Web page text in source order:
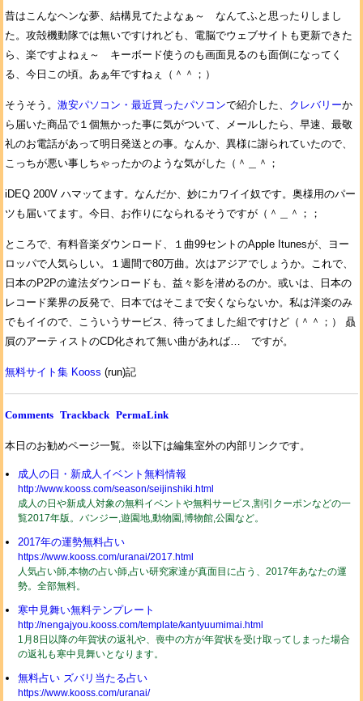
昔はこんなヘンな夢、結構見てたよなぁ～ なんてふと思ったりしまし
た。攻殻機動隊では無いですけれども、電脳でウェブサイトも更新できた
ら、楽ですよねぇ～ キーボード使うのも画面見るのも面倒になってく
る、今日この頃。あぁ年ですねぇ（＾＾；）
そうそう。 激安パソコン・最近買ったパソコンで紹介した、 クレバリーか
ら届いた商品で１個無かった事に気がついて、メールしたら、早速、最敬
礼のお電話があって明日発送との事。なんか、異様に謝られていたので、
こっちが悪い事しちゃったかのような気がした（＾＿＾；
iDEQ 200V ハマッてます。なんだか、妙にカワイイ奴です。奥様用のパー
ツも届いてます。今日、お作りになられるそうですが（＾＿＾；；
ところで、有料音楽ダウンロード、１曲99セントのApple Itunesが、ヨー
ロッパで人気らしい。１週間で80万曲。次はアジアでしょうか。これで、
日本のP2Pの違法ダウンロードも、益々影を潜めるのか。或いは、日本の
レコード業界の反発で、日本ではそこまで安くならないか。私は洋楽のみ
でもイイので、こういうサービス、待ってました組ですけど（＾＾；） 贔
屓のアーティストのCD化されて無い曲があれば… ですが。
無料サイト集 Kooss (run)記
Comments Trackback PermaLink
本日のお勧めページ一覧。※以下は編集室外の内部リンクです。
成人の日・新成人イベント無料情報
http://www.kooss.com/season/seijinshiki.html
成人の日や新成人対象の無料イベントや無料サービス,割引クーポンなどの一
覧2017年版。バンジー,遊園地,動物園,博物館,公園など。
2017年の運勢無料占い
https://www.kooss.com/uranai/2017.html
人気占い師,本物の占い師,占い研究家達が真面目に占う、2017年あなたの運
勢。全部無料。
寒中見舞い無料テンプレート
http://nengajyou.kooss.com/template/kantyuumimai.html
1月8日以降の年賀状の返礼や、喪中の方が年賀状を受け取ってしまった場合
の返礼も寒中見舞いとなります。
無料占い ズバリ当たる占い
https://www.kooss.com/uranai/